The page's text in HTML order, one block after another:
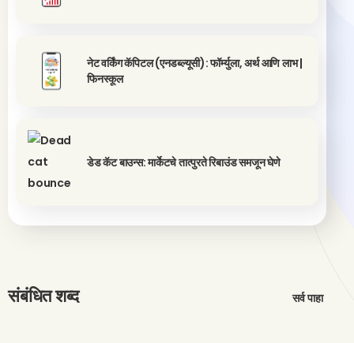
नेट वर्किंग कॅपिटल (एनडब्ल्यूसी): फॉर्म्युला, अर्थ आणि लाभ |
फिनस्कूल
डेड कॅट बाउन्स: मार्केटचे तात्पुरते रिबाउंड समजून घेणे
संबंधित शब्द सर्व पाहा